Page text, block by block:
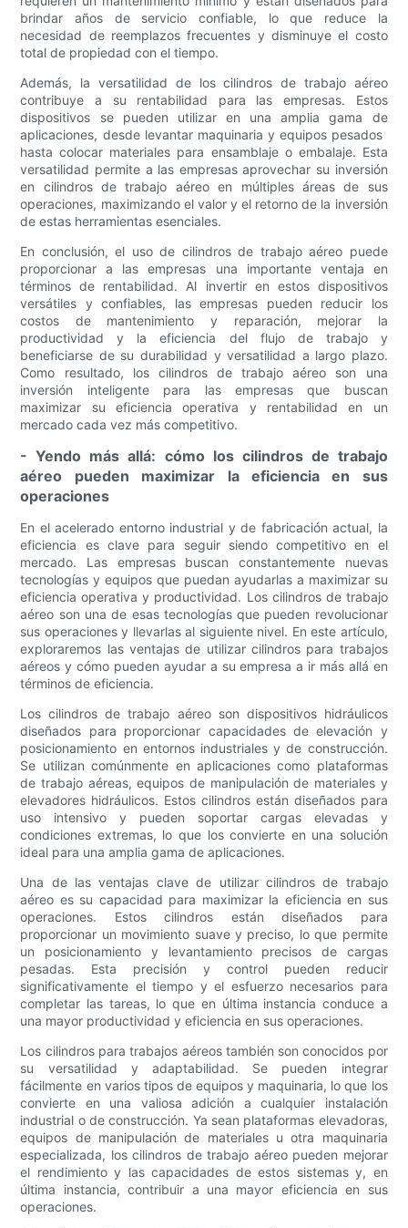
brindar años de servicio confiable, lo que reduce la
necesidad de reemplazos frecuentes y disminuye el costo
total de propiedad con el tiempo.
Además, la versatilidad de los cilindros de trabajo aéreo
contribuye a su rentabilidad para las empresas. Estos
dispositivos se pueden utilizar en una amplia gama de
aplicaciones, desde levantar maquinaria y equipos pesados ​​
hasta colocar materiales para ensamblaje o embalaje. Esta
versatilidad permite a las empresas aprovechar su inversión
en cilindros de trabajo aéreo en múltiples áreas de sus
operaciones, maximizando el valor y el retorno de la inversión
de estas herramientas esenciales.
En conclusión, el uso de cilindros de trabajo aéreo puede
proporcionar a las empresas una importante ventaja en
términos de rentabilidad. Al invertir en estos dispositivos
versátiles y confiables, las empresas pueden reducir los
costos de mantenimiento y reparación, mejorar la
productividad y la eficiencia del flujo de trabajo y
beneficiarse de su durabilidad y versatilidad a largo plazo.
Como resultado, los cilindros de trabajo aéreo son una
inversión inteligente para las empresas que buscan
maximizar su eficiencia operativa y rentabilidad en un
mercado cada vez más competitivo.
- Yendo más allá: cómo los cilindros de trabajo
aéreo pueden maximizar la eficiencia en sus
operaciones
En el acelerado entorno industrial y de fabricación actual, la
eficiencia es clave para seguir siendo competitivo en el
mercado. Las empresas buscan constantemente nuevas
tecnologías y equipos que puedan ayudarlas a maximizar su
eficiencia operativa y productividad. Los cilindros de trabajo
aéreo son una de esas tecnologías que pueden revolucionar
sus operaciones y llevarlas al siguiente nivel. En este artículo,
exploraremos las ventajas de utilizar cilindros para trabajos
aéreos y cómo pueden ayudar a su empresa a ir más allá en
términos de eficiencia.
Los cilindros de trabajo aéreo son dispositivos hidráulicos
diseñados para proporcionar capacidades de elevación y
posicionamiento en entornos industriales y de construcción.
Se utilizan comúnmente en aplicaciones como plataformas
de trabajo aéreas, equipos de manipulación de materiales y
elevadores hidráulicos. Estos cilindros están diseñados para
uso intensivo y pueden soportar cargas elevadas y
condiciones extremas, lo que los convierte en una solución
ideal para una amplia gama de aplicaciones.
Una de las ventajas clave de utilizar cilindros de trabajo
aéreo es su capacidad para maximizar la eficiencia en sus
operaciones. Estos cilindros están diseñados para
proporcionar un movimiento suave y preciso, lo que permite
un posicionamiento y levantamiento precisos de cargas
pesadas. Esta precisión y control pueden reducir
significativamente el tiempo y el esfuerzo necesarios para
completar las tareas, lo que en última instancia conduce a
una mayor productividad y eficiencia en sus operaciones.
Los cilindros para trabajos aéreos también son conocidos por
su versatilidad y adaptabilidad. Se pueden integrar
fácilmente en varios tipos de equipos y maquinaria, lo que los
convierte en una valiosa adición a cualquier instalación
industrial o de construcción. Ya sean plataformas elevadoras,
equipos de manipulación de materiales u otra maquinaria
especializada, los cilindros de trabajo aéreo pueden mejorar
el rendimiento y las capacidades de estos sistemas y, en
última instancia, contribuir a una mayor eficiencia en sus
operaciones.